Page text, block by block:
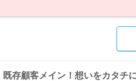
既存顧客メイン！想いをカタチ